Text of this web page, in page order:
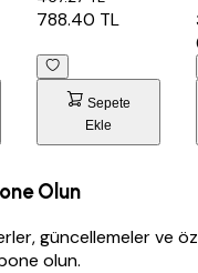
788.40 TL
Sepete
Ekle
Olun
güncellemeler ve
olun.